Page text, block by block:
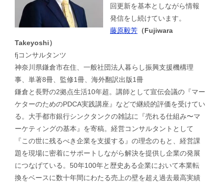
回更新を基本としながら情報
発信をし続けています。
藤原毅芳 （Fujiwara
Takeyoshi）
fjコンサルタンツ
神奈川県鎌倉市在住、一般社団法人暮らし振興支援機構理
事、単著8冊、監修1冊、海外翻訳出版1冊
鎌倉と長野の2拠点生活10年超。講師として宣伝会議の『マー
ケターのためのPDCA実践講座』などで継続的評価を受けてい
る。大手都市銀行シンクタンクの雑誌に『売れる仕組み〜マ
ーケティングの基本』を寄稿。経営コンサルタントとして
『この世に残るべき企業を支援する』の理念のもと、経営課
題を現場に密着にサポートしながら解決を提供し企業の発展
につなげている。50年100年と歴史ある企業において本業転
換をベースに数十年間にわたる売上の壁を超え過去最高実績